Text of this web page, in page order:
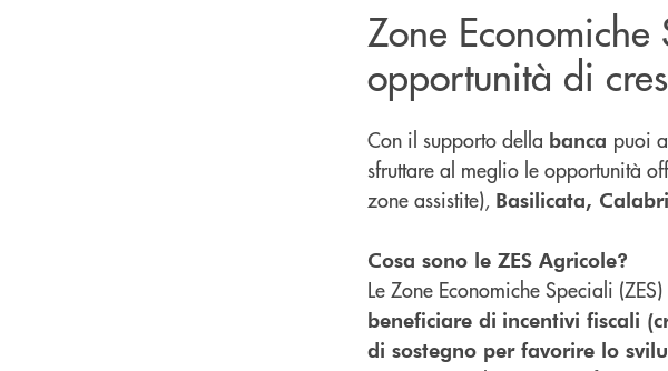
Zone
opportunità di
Con il supporto della banca puoi
sfruttare al meglio le opportunità
zone assistite), Basilicata,
Cosa sono le ZES Agricole?
Le Zone Economiche Speciali
beneficiare di incentivi fiscali
di sostegno per favorire lo